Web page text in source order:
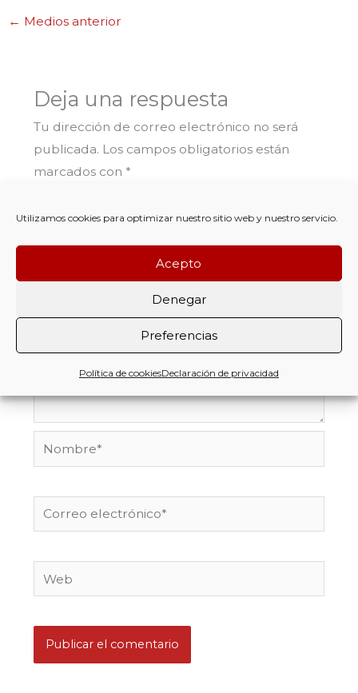
Utilizamos cookies para optimizar nuestro sitio web y nuestro servicio.
Acepto
Denegar
Preferencias
Política de cookiesDeclaración de privacidad
← Medios anterior
Deja una respuesta
Tu dirección de correo electrónico no será
publicada. Los campos obligatorios están
marcados con *
Comentario
Nombre*
Correo
electrónico*
Web